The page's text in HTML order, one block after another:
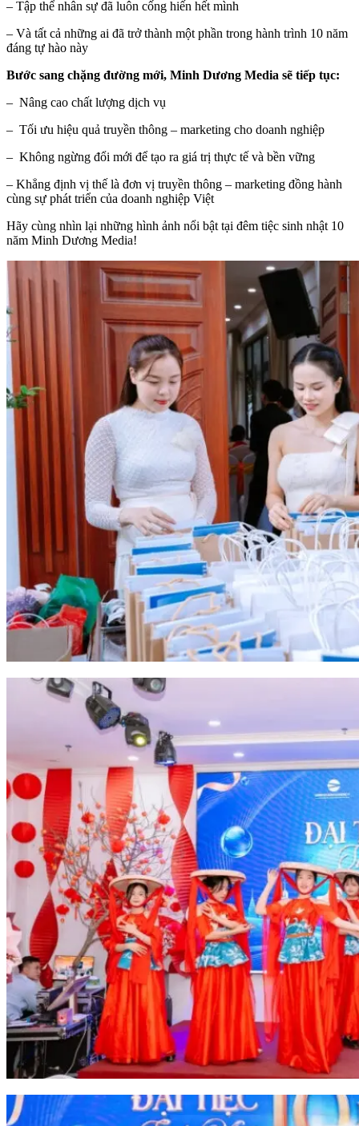
– Tập thể nhân sự đã luôn cống hiến hết mình
– Và tất cả những ai đã trở thành một phần trong hành trình 10 năm
đáng tự hào này
Bước sang chặng đường mới, Minh Dương Media sẽ tiếp tục:
– Nâng cao chất lượng dịch vụ
– Tối ưu hiệu quả truyền thông – marketing cho doanh nghiệp
– Không ngừng đổi mới để tạo ra giá trị thực tế và bền vững
– Khẳng định vị thế là đơn vị truyền thông – marketing đồng hành
cùng sự phát triển của doanh nghiệp Việt
Hãy cùng nhìn lại những hình ảnh nổi bật tại đêm tiệc sinh nhật 10
năm Minh Dương Media!